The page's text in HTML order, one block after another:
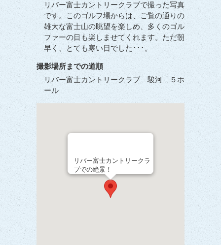
リバー富士カントリークラブで撮った写真
です。このゴルフ場からは、ご覧の通りの
雄大な富士山の眺望を楽しめ、多くのゴル
ファーの目も楽しませてくれます。ただ朝
早く、とても寒い日でした･･･。
撮影場所までの道順
リバー富士カントリークラブ 駿河 ５ホ
ール
リバー富士カントリークラ
ブでの絶景！